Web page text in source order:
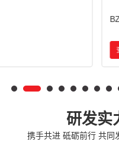
研发实
携手共进 砥砺前行 共同